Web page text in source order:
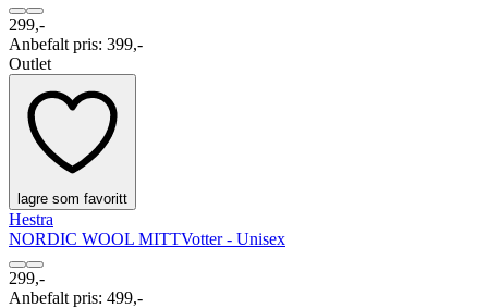
299,-
Anbefalt pris: 399,-
Outlet
lagre som favoritt
Hestra
NORDIC WOOL MITTVotter - Unisex
299,-
Anbefalt pris: 499,-